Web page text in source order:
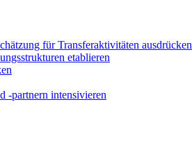
für Transferaktivitäten ausdrücken
etablieren
-partnern intensivieren